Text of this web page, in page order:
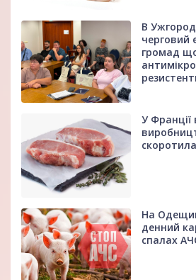
В
черговий
громад
У Франції
На
денний
спалах